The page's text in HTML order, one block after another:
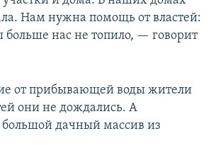
Нам нужна помощь от властей:
больше нас не топило, — говорит
от прибывающей воды жители
они не дождались. А
дачный массив из